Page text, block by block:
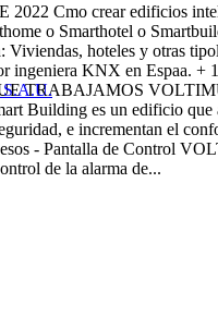
Cmo crear edificios
o Smarthotel o
Viviendas, hoteles y otras
ingeniera KNX en Espaa.
TRABAJAMOS
Building es un edificio que
e incrementan el
- Pantalla de Control
de la alarma de...